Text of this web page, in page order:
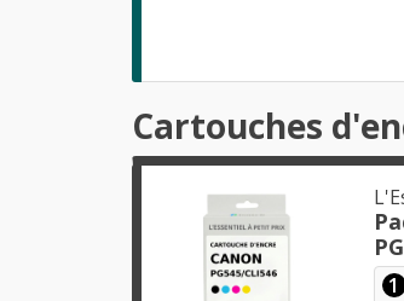
Cartouches
1